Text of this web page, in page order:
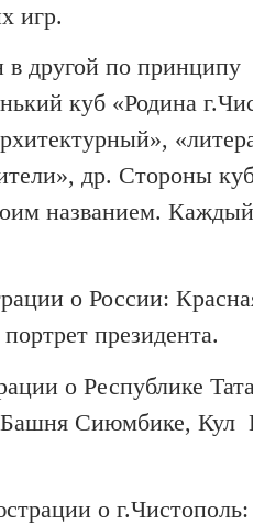
игр.
в другой по принципу
куб «Родина
др. Стороны
названием.
о России:
президента.
о Республике
Башня Сиюмбике,
о г.Чистополь: